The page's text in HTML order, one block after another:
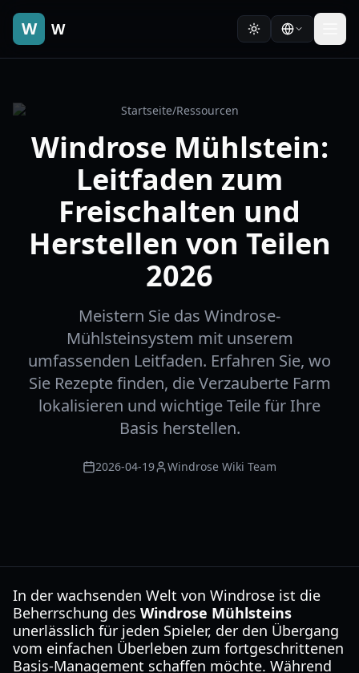
W W
Startseite/Ressourcen
Windrose Mühlstein:
Leitfaden zum
Freischalten und
Herstellen von Teilen
2026
Meistern Sie das Windrose-
Mühlsteinsystem mit unserem
umfassenden Leitfaden. Erfahren Sie, wo
Sie Rezepte finden, die Verzauberte Farm
lokalisieren und wichtige Teile für Ihre
Basis herstellen.
2026-04-19 Windrose Wiki Team
In der wachsenden Welt von Windrose ist die
Beherrschung des Windrose Mühlsteins
unerlässlich für jeden Spieler, der den Übergang
vom einfachen Überleben zum fortgeschrittenen
Basis-Management schaffen möchte. Während